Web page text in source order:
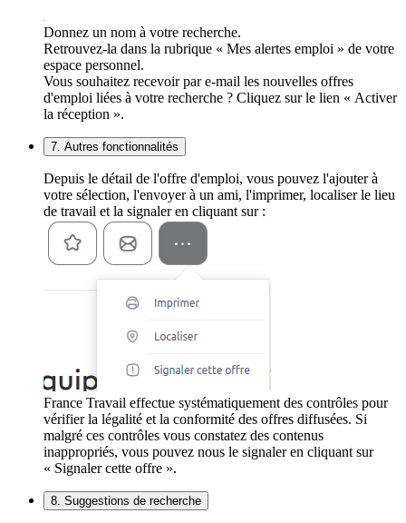
Donnez un nom à votre recherche.
Retrouvez-la dans la rubrique « Mes alertes emploi » de votre
espace personnel.
Vous souhaitez recevoir par e-mail les nouvelles offres
d'emploi liées à votre recherche ? Cliquez sur le lien « Activer
la réception ».
7. Autres fonctionnalités
Depuis le détail de l'offre d'emploi, vous pouvez l'ajouter à
votre sélection, l'envoyer à un ami, l'imprimer, localiser le lieu
de travail et la signaler en cliquant sur :
France Travail effectue systématiquement des contrôles pour
vérifier la légalité et la conformité des offres diffusées. Si
malgré ces contrôles vous constatez des contenus
inappropriés, vous pouvez nous le signaler en cliquant sur
« Signaler cette offre ».
8. Suggestions de recherche